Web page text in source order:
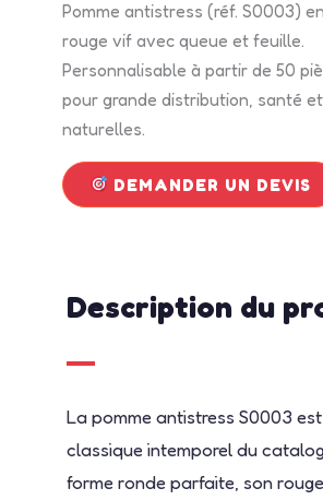
Pomme antistress (réf. S0003)
rouge vif avec queue et feuille.
Personnalisable à partir de 50
pour grande distribution, santé
naturelles.
DEMANDER UN DEVIS
Description du
La pomme antistress S0003
classique intemporel du
forme ronde parfaite, son